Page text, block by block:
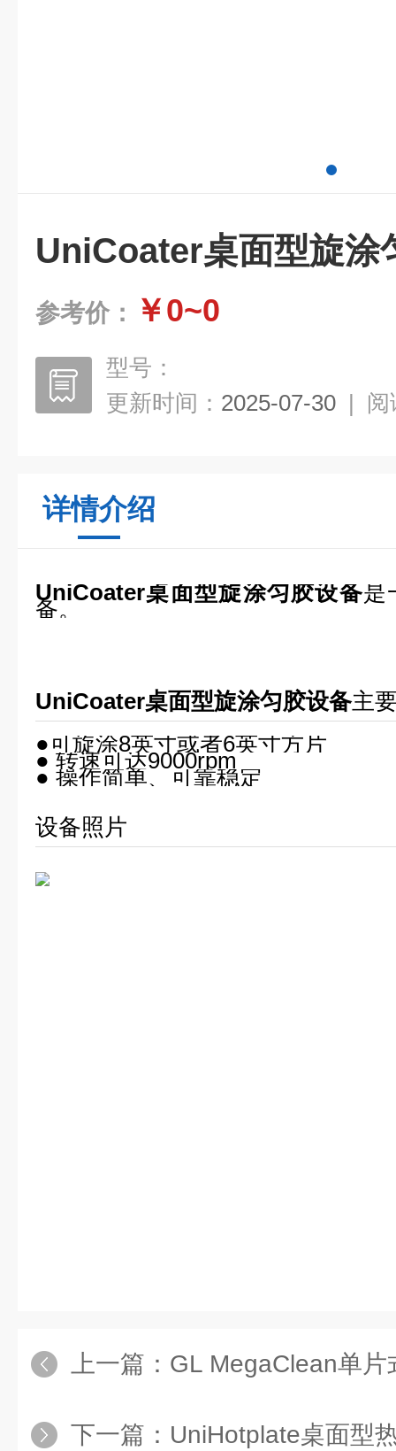
UniCoater桌面型旋涂
参考价： ￥0~0
型号：
更新时间： 2025-07-30 | 阅
详情介绍
UniCoater桌面型旋涂匀胶设备是
备。
UniCoater桌面型旋涂匀胶设备主
●可旋涂8英寸或者6英寸方片
● 转速可达9000rpm
● 操作简单、可靠稳定
设备照片
上一篇： GL MegaClean单
下一篇： UniHotplate桌面型